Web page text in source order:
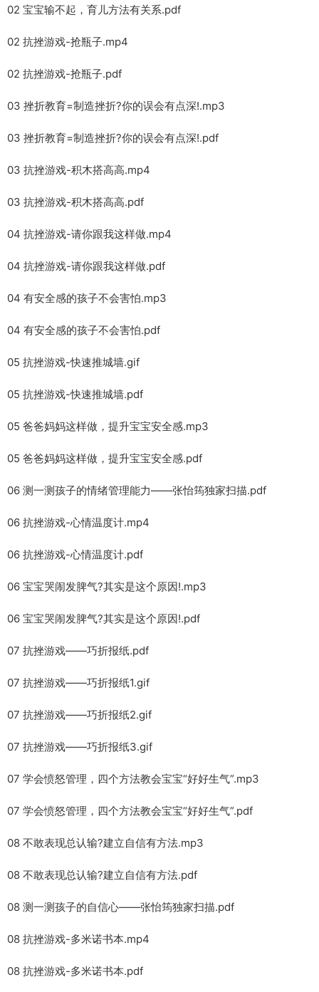
02 宝宝输不起，育儿方法有关系.pdf
02 抗挫游戏-抢瓶子.mp4
02 抗挫游戏-抢瓶子.pdf
03 挫折教育=制造挫折?你的误会有点深!.mp3
03 挫折教育=制造挫折?你的误会有点深!.pdf
03 抗挫游戏-积木搭高高.mp4
03 抗挫游戏-积木搭高高.pdf
04 抗挫游戏-请你跟我这样做.mp4
04 抗挫游戏-请你跟我这样做.pdf
04 有安全感的孩子不会害怕.mp3
04 有安全感的孩子不会害怕.pdf
05 抗挫游戏-快速推城墙.gif
05 抗挫游戏-快速推城墙.pdf
05 爸爸妈妈这样做，提升宝宝安全感.mp3
05 爸爸妈妈这样做，提升宝宝安全感.pdf
06 测一测孩子的情绪管理能力——张怡筠独家扫描.pdf
06 抗挫游戏-心情温度计.mp4
06 抗挫游戏-心情温度计.pdf
06 宝宝哭闹发脾气?其实是这个原因!.mp3
06 宝宝哭闹发脾气?其实是这个原因!.pdf
07 抗挫游戏——巧折报纸.pdf
07 抗挫游戏——巧折报纸1.gif
07 抗挫游戏——巧折报纸2.gif
07 抗挫游戏——巧折报纸3.gif
07 学会愤怒管理，四个方法教会宝宝“好好生气”.mp3
07 学会愤怒管理，四个方法教会宝宝“好好生气”.pdf
08 不敢表现总认输?建立自信有方法.mp3
08 不敢表现总认输?建立自信有方法.pdf
08 测一测孩子的自信心——张怡筠独家扫描.pdf
08 抗挫游戏-多米诺书本.mp4
08 抗挫游戏-多米诺书本.pdf